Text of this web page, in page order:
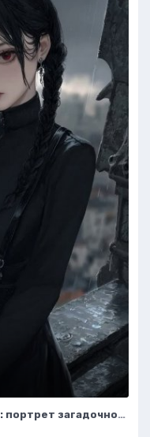
Таинственная готика: портрет загадочной девушки на крыше. Изображение из нейросети Midjourney